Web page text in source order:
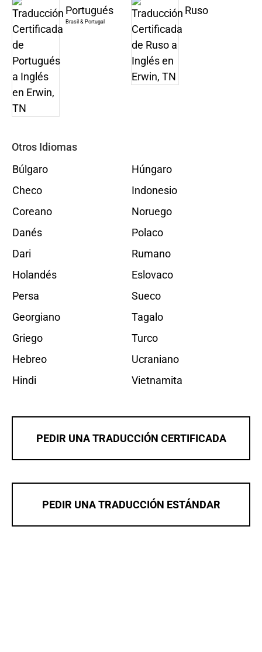
Portugués
Brasil & Portugal
Ruso
Otros Idiomas
Búlgaro
Checo
Coreano
Danés
Dari
Holandés
Persa
Georgiano
Griego
Hebreo
Hindi
Húngaro
Indonesio
Noruego
Polaco
Rumano
Eslovaco
Sueco
Tagalo
Turco
Ucraniano
Vietnamita
PEDIR UNA TRADUCCIÓN CERTIFICADA
PEDIR UNA TRADUCCIÓN ESTÁNDAR